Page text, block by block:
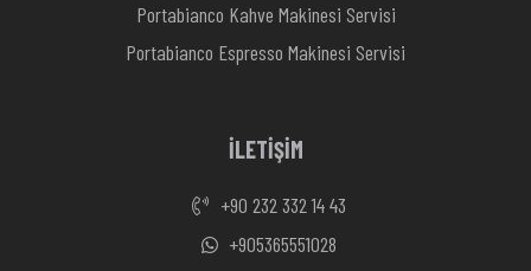
Portabianco Kahve Makinesi Servisi
Portabianco Espresso Makinesi Servisi
İLETİŞİM
+90 232 332 14 43
+905365551028